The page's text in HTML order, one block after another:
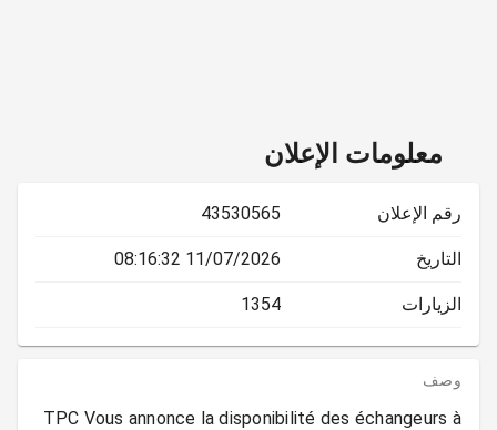
معلومات الإعلان
رقم الإعلان 43530565
التاريخ 11/07/2026 08:16:32
الزيارات 1354
وصف
TPC Vous annonce la disponibilité des échangeurs à